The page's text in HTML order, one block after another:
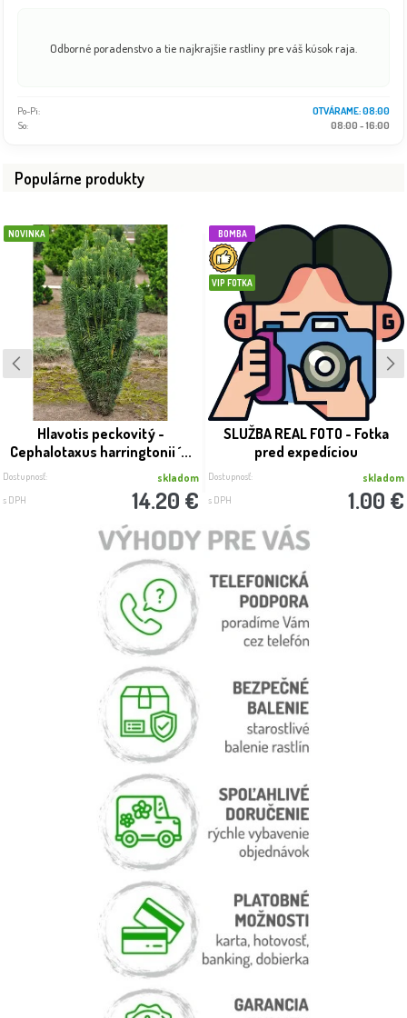
Odborné poradenstvo a tie najkrajšie rastliny pre váš kúsok raja.
Po-Pi:
08:00 - 18:00
So:
08:00 - 16:00
Populárne produkty
NOVINKA
Hlavotis peckovitý -
Cephalotaxus harringtonii ´...
Dostupnosť: skladom
s DPH 14.20 €
BOMBA
VIP FOTKA
SLUŽBA REAL FOTO - Fotka
pred expedíciou
Dostupnosť: skladom
s DPH 1.00 €